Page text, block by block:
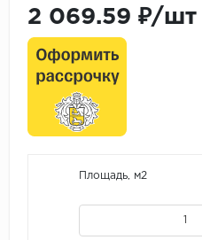
2 069.59 ₽/шт
Площадь, м2